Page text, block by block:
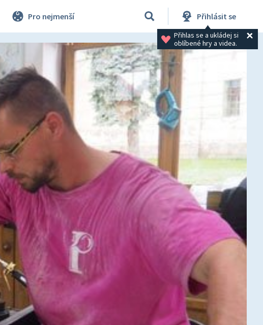
Pro nejmenší Přihlásit se
Přihlas se a ukládej si
oblíbené hry a videa.